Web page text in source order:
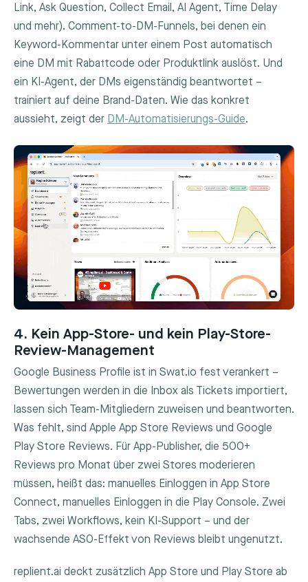
Link, Ask Question, Collect Email, AI Agent, Time Delay
und mehr). Comment-to-DM-Funnels, bei denen ein
Keyword-Kommentar unter einem Post automatisch
eine DM mit Rabattcode oder Produktlink auslöst. Und
ein KI-Agent, der DMs eigenständig beantwortet –
trainiert auf deine Brand-Daten. Wie das konkret
aussieht, zeigt der DM-Automatisierungs-Guide.
4. Kein App-Store- und kein Play-Store-
Review-Management
Google Business Profile ist in Swat.io fest verankert –
Bewertungen werden in die Inbox als Tickets importiert,
lassen sich Team-Mitgliedern zuweisen und beantworten.
Was fehlt, sind Apple App Store Reviews und Google
Play Store Reviews. Für App-Publisher, die 500+
Reviews pro Monat über zwei Stores moderieren
müssen, heißt das: manuelles Einloggen in App Store
Connect, manuelles Einloggen in die Play Console. Zwei
Tabs, zwei Workflows, kein KI-Support – und der
wachsende ASO-Effekt von Reviews bleibt ungenutzt.
replient.ai deckt zusätzlich App Store und Play Store ab